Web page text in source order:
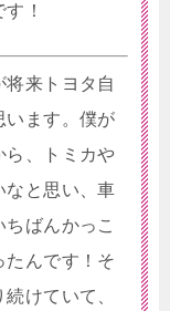
！
来トヨタ自
います。僕が
ら、トミカや
なと思い、車
ばんかっこ
たんです！そ
けていて、